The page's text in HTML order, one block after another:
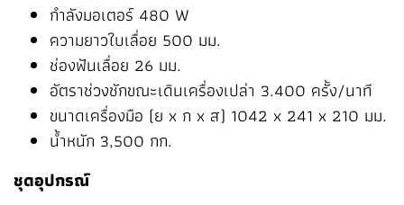
กำลังมอเตอร์ 480 W
ความยาวใบเลื่อย 500 มม.
ช่องฟันเลื่อย 26 มม.
อัตราช่วงชักขณะเดินเครื่องเปล่า 3.400 ครั้ง/นาที
ขนาดเครื่องมือ (ย x ก x ส) 1042 x 241 x 210 มม.
น้ำหนัก 3,500 กก.
ชุดอุปกรณ์